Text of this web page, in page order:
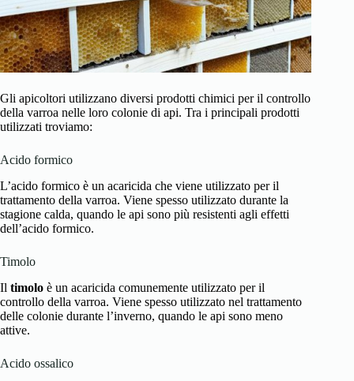
Gli apicoltori utilizzano diversi prodotti chimici per il controllo
della varroa nelle loro colonie di api. Tra i principali prodotti
utilizzati troviamo:
Acido formico
L’acido formico è un acaricida che viene utilizzato per il
trattamento della varroa. Viene spesso utilizzato durante la
stagione calda, quando le api sono più resistenti agli effetti
dell’acido formico.
Timolo
Il timolo è un acaricida comunemente utilizzato per il
controllo della varroa. Viene spesso utilizzato nel trattamento
delle colonie durante l’inverno, quando le api sono meno
attive.
Acido ossalico